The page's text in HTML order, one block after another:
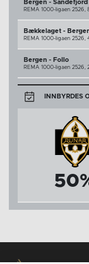
Bergen - Sandefjord
REMA 1000-ligaen 2526,
Bækkelaget -
REMA 1000-ligaen 2526,
Bergen - Follo
REMA 1000-ligaen 2526,
INNBYRDES